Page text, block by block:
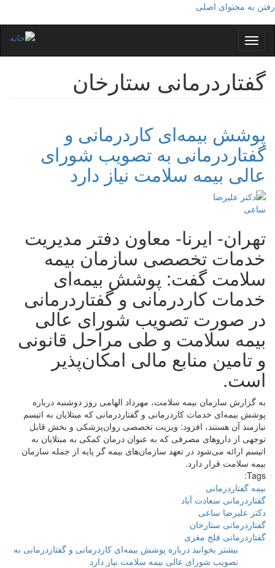
رفتن به محتوای اصلی
Toggle
navigation
گفتاردرمانی ستارخان
پوشش بیمه‌ای کاردرمانی و
گفتاردرمانی به تصویب شورای
عالی بیمه سلامت نیاز دارد
تهران- ایرنا- معاون دفتر مدیریت
خدمات تخصصی سازمان بیمه
سلامت گفت: پوشش بیمه‌ای
خدمات کاردرمانی و گفتاردرمانی
در صورت تصویب شورای عالی
بیمه سلامت و طی مراحل قانونی
و تامین منابع مالی امکان‌پذیر
است.
به گزارش سازمان بیمه سلامت، مهرداد الهامی روز دوشنبه درباره
پوشش بیمه‌ای خدمات کاردرمانی و گفتاردرمانی که مبتلایان به اتیسم
نیازمند آن هستند، افزود: ویزیت تخصصی روان‌پزشکی و بخش قابل
توجهی از داروهای مصرفی که به عنوان درمان کمکی به مبتلایان به
اتیسم ارائه می‌شود در تعهد سازمان‌های بیمه گر پایه از جمله سازمان
بیمه سلامت قرار دارد.
Tags:
بیمه گفتاردرمانی
گفتاردرمانی سعادت آباد
دکتر علیرضا ساعی
گفتاردرمانی ستارخان
گفتاردرمانی فلج مغزی
بیشتر بخوانید درباره پوشش بیمه‌ای کاردرمانی و گفتاردرمانی به
تصویب شورای عالی بیمه سلامت نیاز دارد